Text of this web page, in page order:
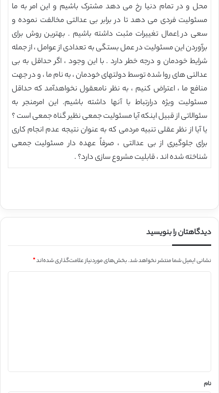
محل و در تمام دنیا رخ می دهد مشترک باشیم و این امر به ما
مسئولیت فردی می دهد تا در برابر بی عدالتی مخالفت نموده و
سعی در ِاعمال تغییرات مثبت داشته باشیم . بهترین روش برای
برآوردن این مسئولیت در عمل بستگی به تعدادی از عوامل ، از جمله
شرایط خودمان و درجه خطر دارد . با این وجود ، اگر حداقل به بی
عدالتی های روا شده توسط دولتهای خودمان ، به نام ما ، و در جهت
منافع ما ، اعتراض کنیم ، به نظر نامعقول نخواهدآمد که حداقل
مسئولیت ویژه درارتباط با آنها داشته باشیم. این امرمنجر به
سئوالاتی از قبیل اینکه آیا مسئولیت جمعی نظیر گناه جمعی است ؟
یا آیا از نظر عقلی تنبیه مردمی که به عنوان نتیجه عدم انجام کاری
برای جلوگیری از بی عدالتی ، صرفاً عهده دار مسئولیت جمعی
شناخته شده اند ، قابلیت مشروع سازی دارد؟ .
دیدگاهتان را بنویسید
نشانی ایمیل شما منتشر نخواهد شد.بخش‌های موردنیاز علامت‌گذاری شده‌اند*
نام